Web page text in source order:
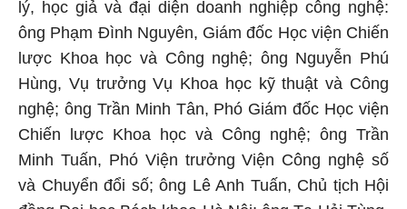
lý, học giả và đại diện doanh nghiệp công nghệ:
ông Phạm Đình Nguyên, Giám đốc Học viện Chiến
lược Khoa học và Công nghệ; ông Nguyễn Phú
Hùng, Vụ trưởng Vụ Khoa học kỹ thuật và Công
nghệ; ông Trần Minh Tân, Phó Giám đốc Học viện
Chiến lược Khoa học và Công nghệ; ông Trần
Minh Tuấn, Phó Viện trưởng Viện Công nghệ số
và Chuyển đổi số; ông Lê Anh Tuấn, Chủ tịch Hội